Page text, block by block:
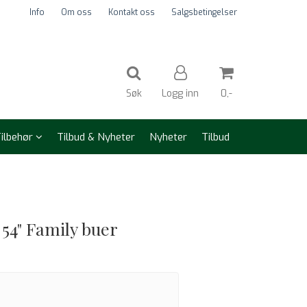
Info Om oss Kontakt oss Salgsbetingelser
Søk Logg inn 0,-
Tilbud & Nyheter Nyheter Tilbud
Family buer
Nullstill